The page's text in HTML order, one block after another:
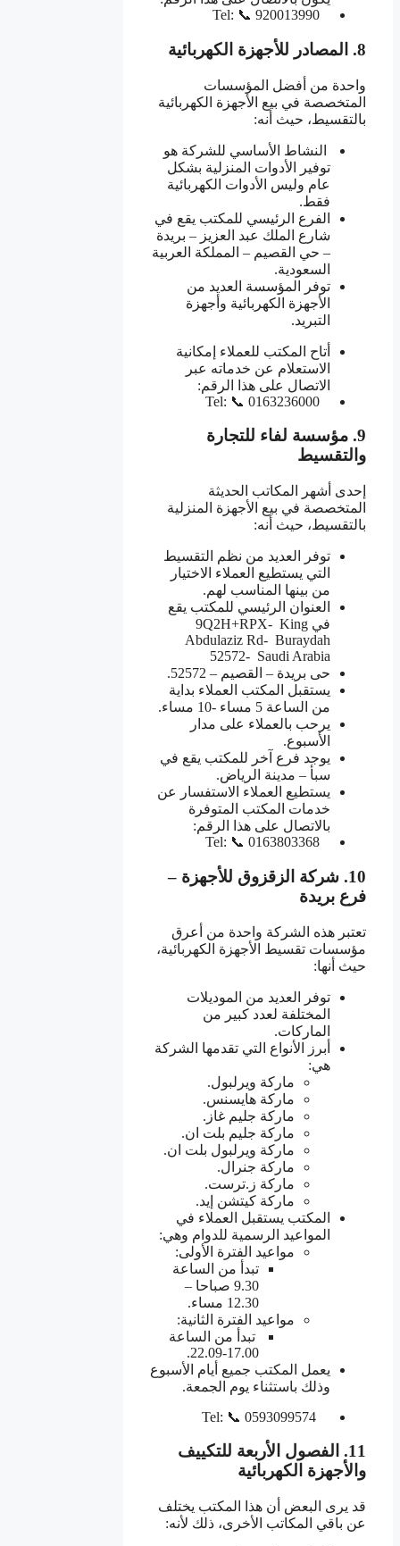
8. المصادر للأجهزة الكهربائية
واحدة من أفضل المؤسسات
المتخصصة في بيع الأجهزة الكهربائية
بالتقسيط، حيث أنه:
النشاط الأساسي للشركة هو
توفير الأدوات المنزلية بشكل
عام وليس الأدوات الكهربائية
فقط.
الفرع الرئيسي للمكتب يقع في
شارع الملك عبد العزيز – بريدة
– حي القصيم – المملكة العربية
السعودية.
توفر المؤسسة العديد من
الأجهزة الكهربائية وأجهزة
التبريد.
أتاح المكتب للعملاء إمكانية
الاستعلام عن خدماته عبر
الاتصال على هذا الرقم:
9. مؤسسة لفاء للتجارة
والتقسيط
إحدى أشهر المكاتب الحديثة
المتخصصة في بيع الأجهزة المنزلية
بالتقسيط، حيث أنه:
توفر العديد من نظم التقسيط
التي يستطيع العملاء الاختيار
من بينها المناسب لهم.
العنوان الرئيسي للمكتب يقع
في 9Q2H+RPX- King
Abdulaziz Rd- Buraydah
52572- Saudi Arabia
حى بريدة – القصيم – 52572.
يستقبل المكتب العملاء بداية
من الساعة 5 مساء -10 مساء.
يرحب بالعملاء على مدار
الأسبوع.
يوجد فرع آخر للمكتب يقع في
سبأ – مدينة الرياض.
يستطيع العملاء الاستفسار عن
خدمات المكتب المتوفرة
بالاتصال على هذا الرقم:
10. شركة الزقزوق للأجهزة –
فرع بريدة
تعتبر هذه الشركة واحدة من أعرق
مؤسسات تقسيط الأجهزة الكهربائية،
حيث أنها:
توفر العديد من الموديلات
المختلفة لعدد كبير من
الماركات.
أبرز الأنواع التي تقدمها الشركة
هي:
ماركة ويرلبول.
ماركة هايسنس.
ماركة جليم غاز.
ماركة جليم بلت ان.
ماركة ويرلبول بلت ان.
ماركة جنرال.
ماركة ز.ترست.
ماركة كيتشن إيد.
المكتب يستقبل العملاء في
المواعيد الرسمية للدوام وهي:
مواعيد الفترة الأولى:
تبدأ من الساعة
9.30 صباحا –
12.30 مساء.
مواعيد الفترة الثانية:
تبدأ من الساعة
17.00-22.09.
يعمل المكتب جميع أيام الأسبوع
وذلك باستثناء يوم الجمعة.
11. الفصول الأربعة للتكييف
والأجهزة الكهربائية
قد يرى البعض أن هذا المكتب يختلف
عن باقي المكاتب الأخرى، ذلك لأنه: